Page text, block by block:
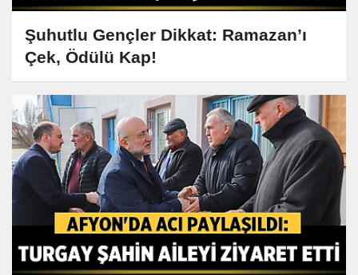
Şuhutlu Gençler Dikkat: Ramazan’ı
Çek, Ödülü Kap!